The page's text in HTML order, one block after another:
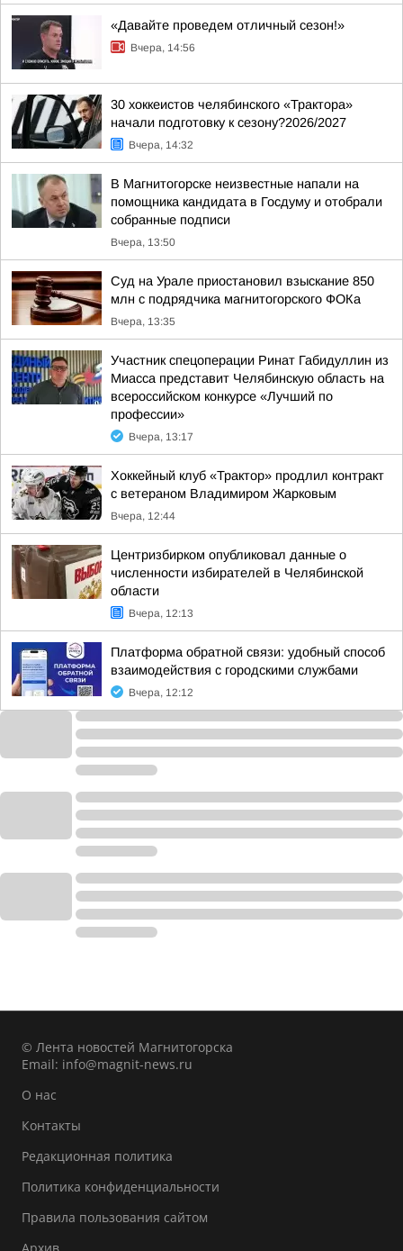
«Давайте проведем отличный сезон!»
Вчера, 14:56
30 хоккеистов челябинского «Трактора»
начали подготовку к сезону?2026/2027
Вчера, 14:32
В Магнитогорске неизвестные напали на
помощника кандидата в Госдуму и отобрали
собранные подписи
Вчера, 13:50
Суд на Урале приостановил взыскание 850
млн с подрядчика магнитогорского ФОКа
Вчера, 13:35
Участник спецоперации Ринат Габидуллин из
Миасса представит Челябинскую область на
всероссийском конкурсе «Лучший по
профессии»
Вчера, 13:17
Хоккейный клуб «Трактор» продлил контракт
с ветераном Владимиром Жарковым
Вчера, 12:44
Центризбирком опубликовал данные о
численности избирателей в Челябинской
области
Вчера, 12:13
Платформа обратной связи: удобный способ
взаимодействия с городскими службами
Вчера, 12:12
© Лента новостей Магнитогорска
Email: info@magnit-news.ru
О нас
Контакты
Редакционная политика
Политика конфиденциальности
Правила пользования сайтом